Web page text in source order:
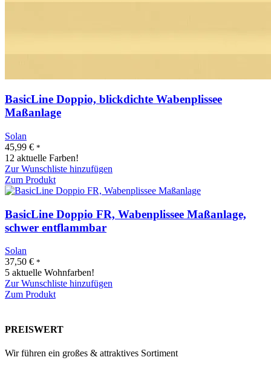
BasicLine Doppio, blickdichte Wabenplissee
Maßanlage
Solan
45,99 € *
12 aktuelle Farben!
Zur Wunschliste hinzufügen
Zum Produkt
BasicLine Doppio FR, Wabenplissee Maßanlage,
schwer entflammbar
Solan
37,50 € *
5 aktuelle Wohnfarben!
Zur Wunschliste hinzufügen
Zum Produkt
PREISWERT
Wir führen ein großes & attraktives Sortiment